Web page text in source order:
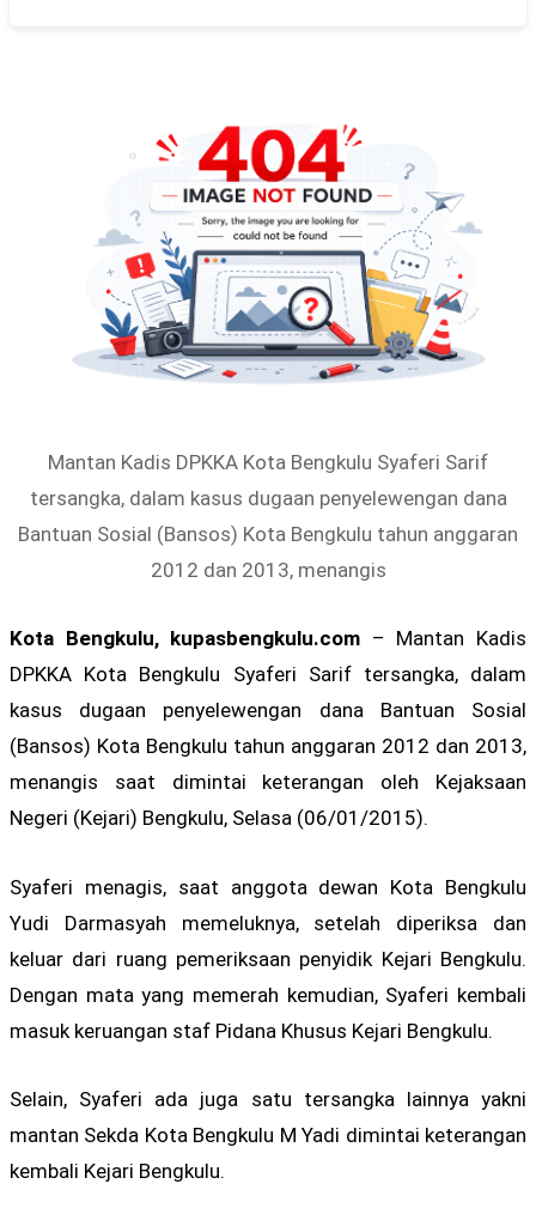
Mantan Kadis DPKKA Kota Bengkulu Syaferi Sarif
tersangka, dalam kasus dugaan penyelewengan dana
Bantuan Sosial (Bansos) Kota Bengkulu tahun anggaran
2012 dan 2013, menangis
Kota Bengkulu, kupasbengkulu.com – Mantan Kadis
DPKKA Kota Bengkulu Syaferi Sarif tersangka, dalam
kasus dugaan penyelewengan dana Bantuan Sosial
(Bansos) Kota Bengkulu tahun anggaran 2012 dan 2013,
menangis saat dimintai keterangan oleh Kejaksaan
Negeri (Kejari) Bengkulu, Selasa (06/01/2015).
Syaferi menagis, saat anggota dewan Kota Bengkulu
Yudi Darmasyah memeluknya, setelah diperiksa dan
keluar dari ruang pemeriksaan penyidik Kejari Bengkulu.
Dengan mata yang memerah kemudian, Syaferi kembali
masuk keruangan staf Pidana Khusus Kejari Bengkulu.
Selain, Syaferi ada juga satu tersangka lainnya yakni
mantan Sekda Kota Bengkulu M Yadi dimintai keterangan
kembali Kejari Bengkulu.